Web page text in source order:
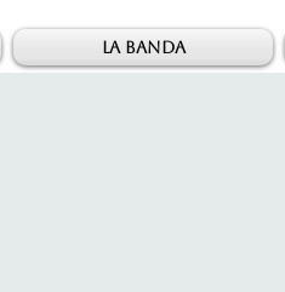
LA BANDA